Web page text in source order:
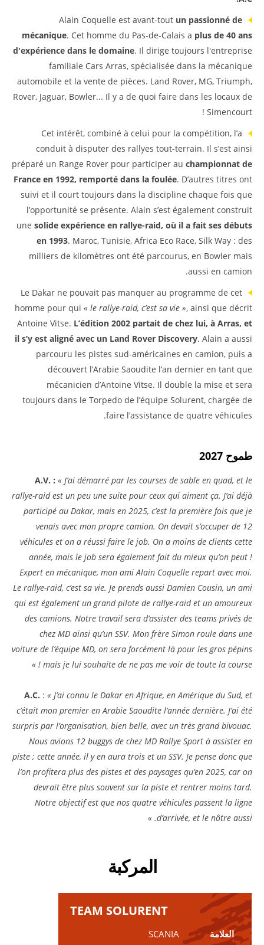
Alain Coquelle est avant-tout un passionné de
mécanique. Cet homme du Pas-de-Calais a plus de 40 ans
d'expérience dans le domaine. Il dirige toujours l'entreprise
familiale Cars Arras, spécialisée dans la mécanique
automobile et la vente de pièces. Land Rover, MG, Triumph,
Rover, Jaguar, Bowler... Il y a de quoi faire dans les locaux de
Simencourt !
Cet intérêt, combiné à celui pour la compétition, l’a
conduit à disputer des rallyes tout-terrain. Il s’est ainsi
préparé un Range Rover pour participer au championnat de
France en 1992, remporté dans la foulée. D’autres titres ont
suivi et il court toujours dans la discipline chaque fois que
l’opportunité se présente. Alain s’est également construit
une solide expérience en rallye-raid, où il a fait ses débuts
en 1993. Maroc, Tunisie, Africa Eco Race, Silk Way : des
milliers de kilomètres ont été parcourus, en Bowler mais
aussi en camion.
Le Dakar ne pouvait pas manquer au programme de cet
homme pour qui « le rallye-raid, c’est sa vie », ainsi que décrit
Antoine Vitse. L’édition 2002 partait de chez lui, à Arras, et
il s’y est aligné avec un Land Rover Discovery. Alain a aussi
parcouru les pistes sud-américaines en camion, puis a
découvert l’Arabie Saoudite l’an dernier en tant que
mécanicien d’Antoine Vitse. Il double la mise et sera
toujours dans le Torpedo de l’équipe Solurent, chargée de
faire l’assistance de quatre véhicules.
طموح 2027
A.V. : « J’ai démarré par les courses de sable en quad, et le
rallye-raid est un peu une suite pour ceux qui aiment ça. J’ai déjà
participé au Dakar, mais en 2025, c’est la première fois que je
venais avec mon propre camion. On devait s’occuper de 12
véhicules et on a réussi faire le job. On a moins de clients cette
année, mais le job sera également fait du mieux qu’on peut !
Expert en mécanique, mon ami Alain Coquelle repart avec moi.
Le rallye-raid, c’est sa vie. Je prends aussi Damien Cousin, un ami
qui est également un grand pilote de rallye-raid et un amoureux
des camions. Notre travail sera d’assister des teams privés de
chez MD ainsi qu’un SSV. Mon frère Simon roule dans une
voiture de l’équipe MD, on sera forcément là pour les gros pépins
mais je lui souhaite de ne pas me voir de toute la course ! »
A.C. : « J’ai connu le Dakar en Afrique, en Amérique du Sud, et
c’était mon premier en Arabie Saoudite l’année dernière. J’ai été
surpris par l’organisation, bien belle, avec un très grand bivouac.
Nous avions 12 buggys de chez MD Rallye Sport à assister en
piste ; cette année, il y en aura trois et un SSV. Je pense donc que
l’on profitera plus des pistes et des paysages qu’en 2025, car on
devrait être plus souvent sur la piste et rentrer moins tard.
Notre objectif est que nos quatre véhicules passent la ligne
d’arrivée, et le nôtre aussi. »
المركبة
TEAM SOLURENT
العلامة
SCANIA